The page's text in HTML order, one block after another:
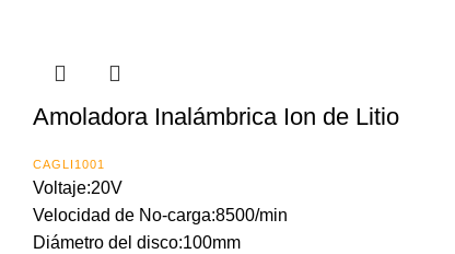
Amoladora Inalámbrica Ion de Litio
CAGLI1001
Voltaje:20V
Velocidad de No-carga:8500/min
Diámetro del disco:100mm